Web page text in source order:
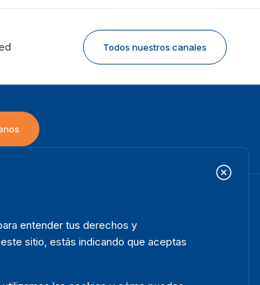
Todos nuestros canales
Iniciativas
entender tus derechos y
sitio, estás indicando que aceptas